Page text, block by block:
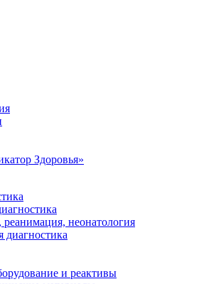
Здоровья»
реанимация, неонатология
диагностика
и реактивы